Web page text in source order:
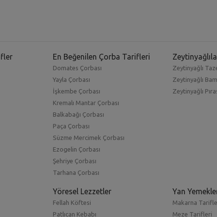
yapmanızı mümkün kılan Sahrap Soysal
konuklarınızın ağzını açık bırakacak olan tatlar
yeni lezzetlerle donanmış olacak.
börek çeşitleri ile evinizde kolay bir şekildebörek
hamur açma tekniklerini ve börek sarmayı görüntülü
ile memnun kalacağınız birçok tarife imza atabilirsiniz.
güzel yemekleri yapmayı öğrenebileceğiniz Sahrap
ile birkaç saat içinde istediğiniz ikramı yapabilirsiniz.Ev
En Beğenilen Çorba Tarifleri
Domates Çorbası
Yayla Çorbası
İşkembe Çorbası
Kremalı Mantar Çorbası
Balkabağı Çorbası
Paça Çorbası
Süzme Mercimek Çorbası
Ezogelin Çorbası
Şehriye Çorbası
Tarhana Çorbası
Zeytinyağlı
Zeytinyağlı
Zeytinyağlı
Yöresel Lezzetler
Fellah Köftesi
Patlıcan Kebabı
Yan
Makarna
Meze Tarifleri